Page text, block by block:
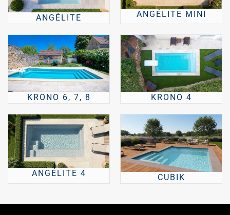
ANGÉLITE ANGÉLITE MINI
KRONO 6, 7, 8 KRONO 4
ANGÉLITE 4 CUBIK